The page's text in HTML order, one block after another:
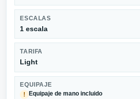
ESCALAS
1 escala
TARIFA
Light
EQUIPAJE
!
Equipaje de mano incluido